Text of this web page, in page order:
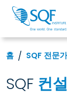
홈 SQF 전문가
SQF 컨